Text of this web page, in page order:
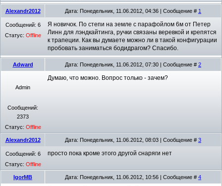
Alexandr2012 Дата: Понедельник, 11.06.2012, 04:36 | Сообщение # 1
Сообщений: 6
Статус: Offline
Я новичок. По степи на земле с парафойлом 6м от Петер
Линн для лэндкайтинга, ручки связаны веревкой и крепятся
к трапеции. Как вы думаете можно ли в такой конфигурации
пробовать заниматься бодидрагом? Спасибо.
Adward Дата: Понедельник, 11.06.2012, 07:30 | Сообщение # 2
Admin
Сообщений:
2373
Статус: Offline
Думаю, что можно. Вопрос только - зачем?
Alexandr2012 Дата: Понедельник, 11.06.2012, 08:03 | Сообщение # 3
Сообщений: 6
Статус: Offline
просто пока кроме этого другой снаряги нет
IgorMB Дата: Понедельник, 11.06.2012, 10:56 | Сообщение # 4